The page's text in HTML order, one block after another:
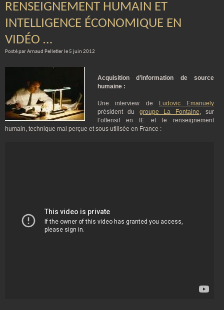
RENSEIGNEMENT HUMAIN ET
INTELLIGENCE ÉCONOMIQUE EN
VIDÉO …
Posté par Arnaud Pelletier le 5 juin 2012
Acquisition d’information de source
humaine :
Une interview de
Ludovic Emanuely
président du groupe La Fontaine, sur
l’offensif en IE et le renseignement
humain, technique mal perçue et sous utilisée en France :